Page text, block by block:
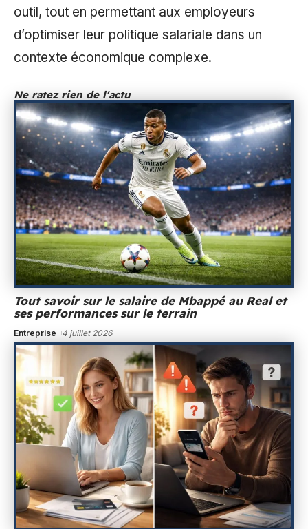
outil, tout en permettant aux employeurs
d’optimiser leur politique salariale dans un
contexte économique complexe.
Ne ratez rien de l'actu
Tout savoir sur le salaire de Mbappé au Real et
ses performances sur le terrain
Entreprise 4 juillet 2026